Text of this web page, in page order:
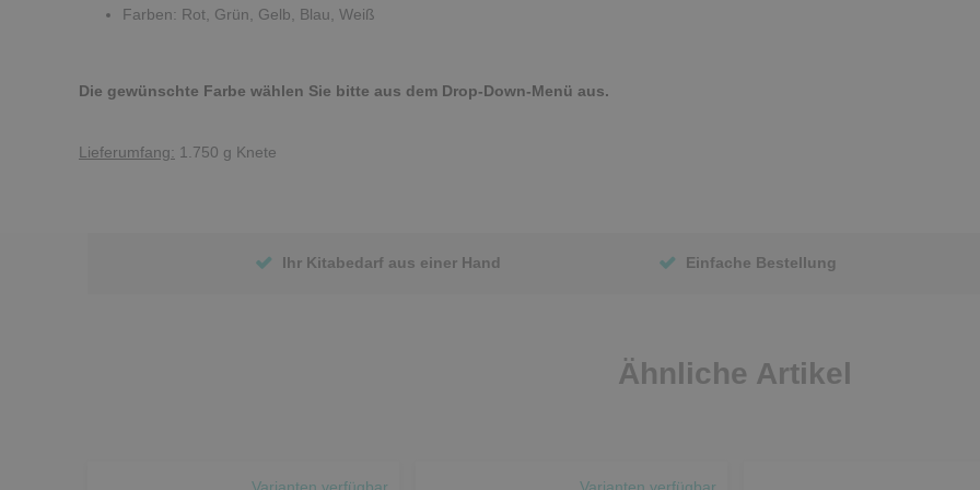
Farben: Rot, Grün, Gelb, Blau, Weiß
Die gewünschte Farbe wählen Sie bitte aus dem Drop-Down-Menü aus.
Lieferumfang: 1.750 g Knete
Ihr Kitabedarf aus einer Hand Einfache Bestellung
Ähnliche Artikel